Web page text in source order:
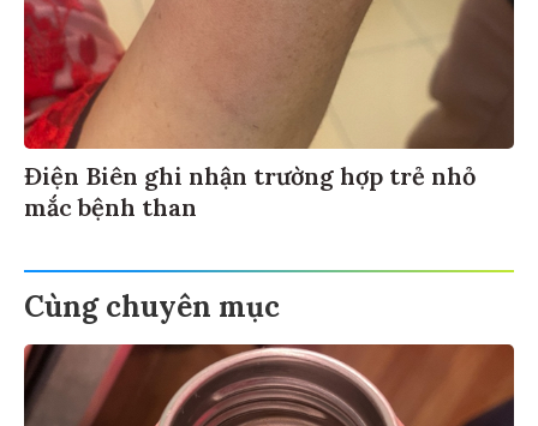
Điện Biên ghi nhận trường hợp trẻ nhỏ
mắc bệnh than
Cùng chuyên mục